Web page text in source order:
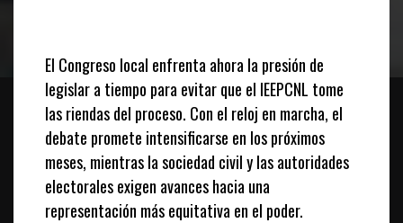
El Congreso local enfrenta ahora la presión de
legislar a tiempo para evitar que el IEEPCNL tome
las riendas del proceso. Con el reloj en marcha, el
debate promete intensificarse en los próximos
meses, mientras la sociedad civil y las autoridades
electorales exigen avances hacia una
representación más equitativa en el poder.